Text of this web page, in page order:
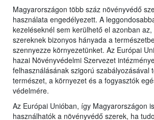
Magyarországon több száz növényvédő
használata engedélyezett. A
kezeléseknél sem kerülhető el azonban
szereknek bizonyos hányada a
szennyezze környezetünket. Az Európai
hazai Növényvédelmi Szervezet
felhasználásának szigorú szabályozásával
természet, a környezet és a fogyasztók
védelmére.
Az Európai Unióban, így Magyarországon
használhatók a növényvédő szerek, ha